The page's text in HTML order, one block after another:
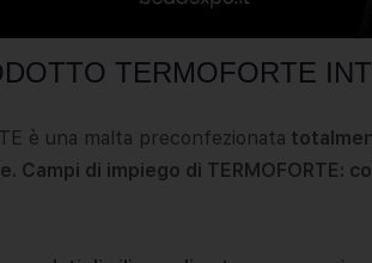
TERMOFORTE
è una malta preconfezionata
di impiego di TERMOFORTE: